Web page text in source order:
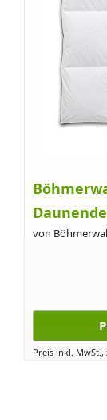
von
Preis inkl. MwSt.,